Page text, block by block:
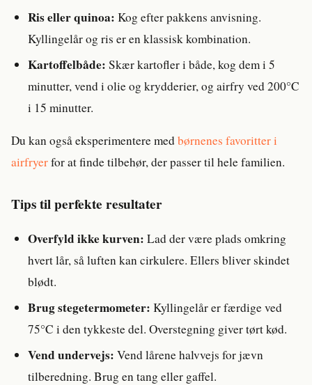
Ris eller quinoa: Kog efter pakkens anvisning.
Kyllingelår og ris er en klassisk kombination.
Kartoffelbåde: Skær kartofler i både, kog dem i 5
minutter, vend i olie og krydderier, og airfry ved 200°C
i 15 minutter.
Du kan også eksperimentere medbørnenes favoritter i
airfryerfor at finde tilbehør, der passer til hele familien.
Tips til perfekte resultater
Overfyld ikke kurven: Lad der være plads omkring
hvert lår, så luften kan cirkulere. Ellers bliver skindet
blødt.
Brug stegetermometer: Kyllingelår er færdige ved
75°C i den tykkeste del. Overstegning giver tørt kød.
Vend undervejs: Vend lårene halvvejs for jævn
tilberedning. Brug en tang eller gaffel.